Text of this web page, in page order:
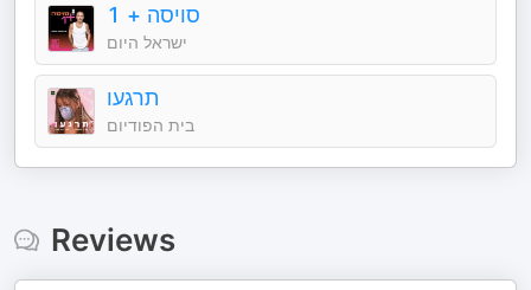
סויסה + 1
ישראל היום
תרגעו
בית הפודיום
Reviews